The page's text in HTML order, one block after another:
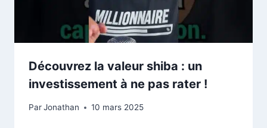
Découvrez la valeur shiba : un
investissement à ne pas rater !
ParJonathan 10 mars 2025